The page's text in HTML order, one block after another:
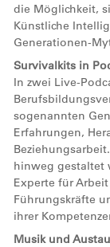
die Möglichkeit,
Künstliche
Generationen-
Survivalkits in
In zwei Live-
sogenannten
Erfahrungen,
hinweg gestaltet
Experte für
Führungskräfte
ihrer
Musik und